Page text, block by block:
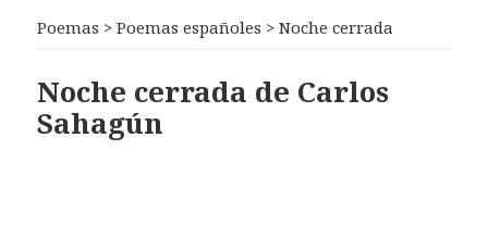
Poemas >Poemas españoles >Noche cerrada
Noche cerrada de Carlos
Sahagún